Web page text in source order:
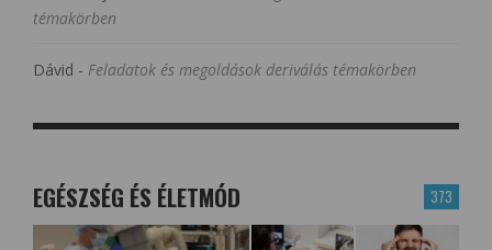
témakörben
Dávid - Feladatok és megoldások deriválás témakörben
373
EGÉSZSÉG ÉS ÉLETMÓD